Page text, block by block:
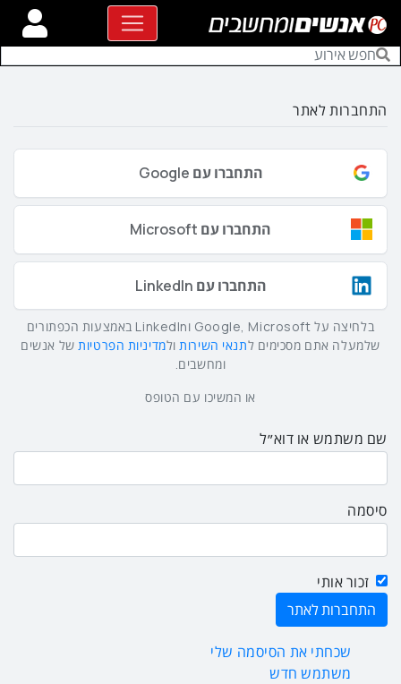
התחברות לאתר
התחברו עם Google
התחברו עם Microsoft
התחברו עם LinkedIn
בלחיצה על Google, Microsoft וLinkedIn באמצעות הכפתורים
שלמעלה אתם מסכימים לתנאי השירותולמדיניות הפרטיותשל אנשים
ומחשבים.
או המשיכו עם הטופס
שם משתמש או דוא״ל
סיסמה
זכור אותי
שכחתי את הסיסמה שלי
משתמש חדש